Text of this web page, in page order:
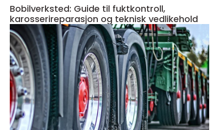
Bobilverksted: Guide til fuktkontroll,
karosserireparasjon og teknisk vedlikehold